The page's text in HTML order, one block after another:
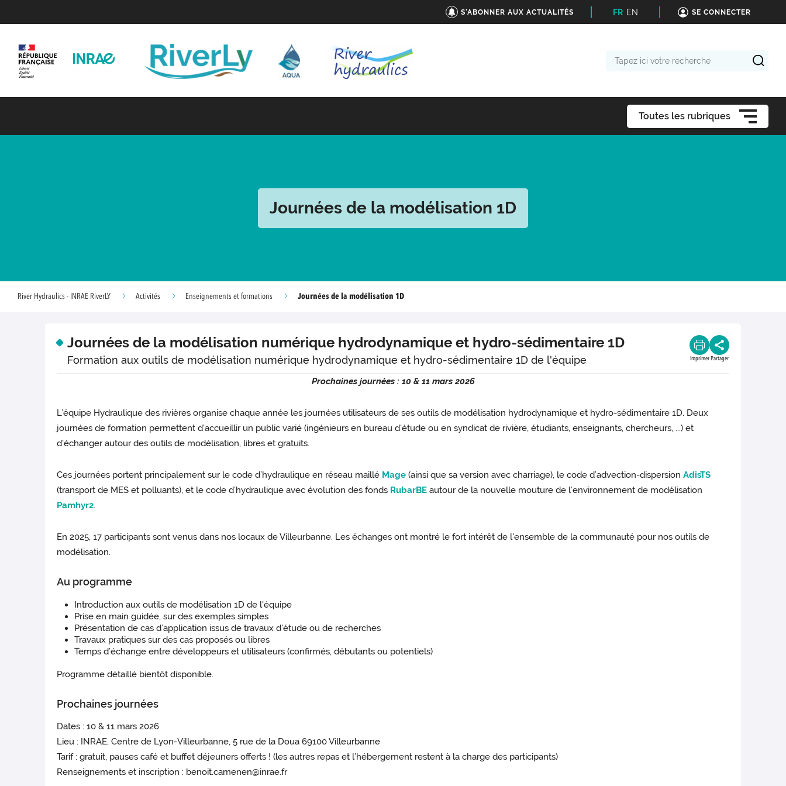
S'ABONNER AUX ACTUALITÉS FR EN SE CONNECTER
Toutes les rubriques
Journées de la modélisation 1D
River Hydraulics - INRAE RiverLY Activités Enseignements et formations Journées de la modélisation 1D
Journées de la modélisation numérique hydrodynamique et hydro-sédimentaire 1D
Formation aux outils de modélisation numérique hydrodynamique et hydro-sédimentaire 1D de l'équipe Imprimer Partager
Prochaines journées : 10 & 11 mars 2026
L’équipe Hydraulique des rivières organise chaque année les journées utilisateurs de ses outils de modélisation hydrodynamique et hydro-sédimentaire 1D. Deux
journées de formation permettent d'accueillir un public varié (ingénieurs en bureau d'étude ou en syndicat de rivière, étudiants, enseignants, chercheurs, ...) et
d'échanger autour des outils de modélisation, libres et gratuits.
Ces journées portent principalement sur le code d’hydraulique en réseau maillé Mage (ainsi que sa version avec charriage), le code d’advection-dispersionAdisTS
(transport de MES et polluants), et le code d’hydraulique avec évolution des fonds RubarBE autour de la nouvelle mouture de l’environnement de modélisation
Pamhyr2.
En 2025, 17 participants sont venus dans nos locaux de Villeurbanne. Les échanges ont montré le fort intérêt de l'ensemble de la communauté pour nos outils de
modélisation.
Au programme
Introduction aux outils de modélisation 1D de l'équipe
Prise en main guidée, sur des exemples simples
Présentation de cas d’application issus de travaux d'étude ou de recherches
Travaux pratiques sur des cas proposés ou libres
Temps d’échange entre développeurs et utilisateurs (confirmés, débutants ou potentiels)
Programme détaillé bientôt disponible.
Prochaines journées
Dates : 10 & 11 mars 2026
Lieu : INRAE, Centre de Lyon-Villeurbanne, 5 rue de la Doua 69100 Villeurbanne
Tarif : gratuit, pauses café et buffet déjeuners offerts ! (les autres repas et l’hébergement restent à la charge des participants)
Renseignements et inscription : benoit.camenen@inrae.fr